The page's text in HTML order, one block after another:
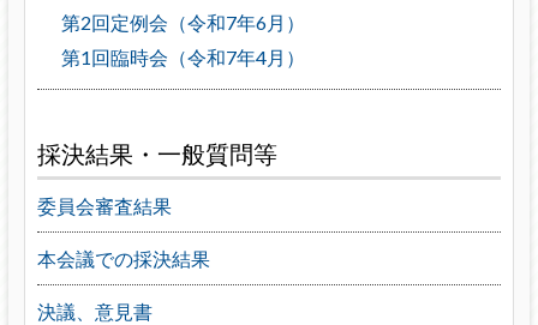
第2回定例会（令和7年6月）
第1回臨時会（令和7年4月）
採決結果・一般質問等
委員会審査結果
本会議での採決結果
決議、意見書